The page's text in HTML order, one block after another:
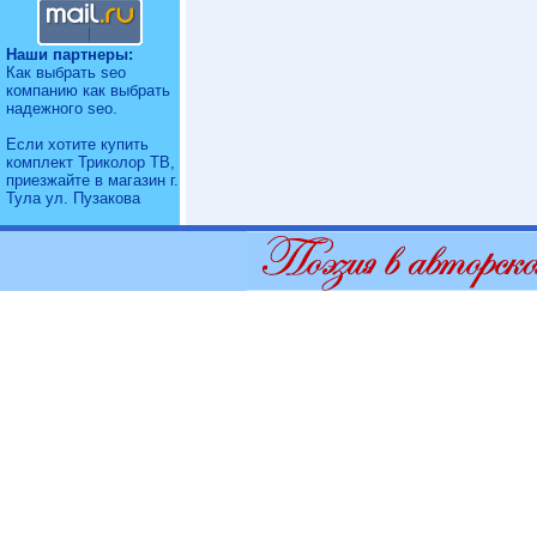
Наши партнеры:
Как выбрать seo
компанию как выбрать
надежного seo.
Если хотите купить
комплект Триколор ТВ,
приезжайте в магазин г.
Тула ул. Пузакова